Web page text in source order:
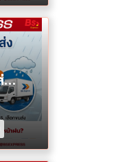
ปัญหา "ของเปียกน้ำ" ระหว่างขนส่ง ป้องกันอย่างไรเมื่อต้องส่งของในหน้าฝน?